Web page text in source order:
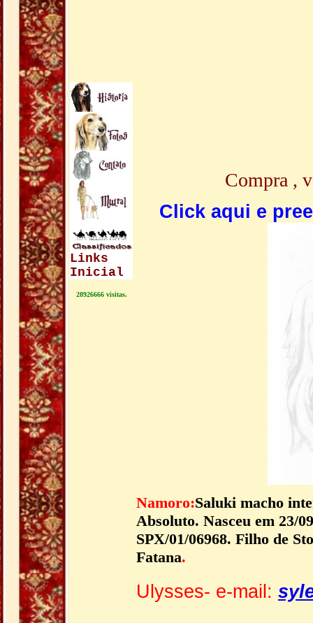
Links
Inicial
28926666 visitas.
Compra ,
Click aqui e
Namoro:Saluki macho
Absoluto. Nasceu em 23/
SPX/01/06968. Filho de
Fatana.
Ulysses- e-mail: